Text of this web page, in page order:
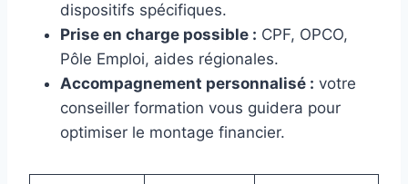
dispositifs spécifiques.
Prise en charge possible : CPF, OPCO,
Pôle Emploi, aides régionales.
Accompagnement personnalisé : votre
conseiller formation vous guidera pour
optimiser le montage financier.